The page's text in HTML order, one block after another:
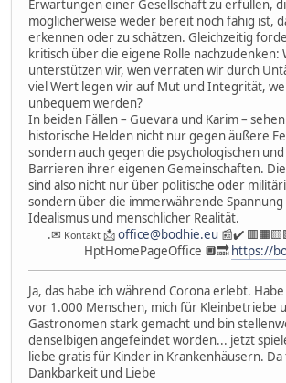
Erwartungen einer Gesellschaft zu erfüllen,
möglicherweise weder bereit noch fähig ist,
erkennen oder zu schätzen. Gleichzeitig
kritisch über die eigene Rolle nachzudenken:
unterstützen wir, wen verraten wir durch
viel Wert legen wir auf Mut und Integrität,
unbequem werden?
In beiden Fällen – Guevara und Karim –
historische Helden nicht nur gegen äußere
sondern auch gegen die psychologischen
Barrieren ihrer eigenen Gemeinschaften.
sind also nicht nur über politische oder
sondern über die immerwährende Spannung
Idealismus und menschlicher Realität.
.✉ Kontakt 📩office@bodhie.eu 📰✔️
HptHomePageOffice 🔲🔜 https://
Ja, das habe ich während Corona erlebt.
vor 1.000 Menschen, mich für Kleinbetriebe
Gastronomen stark gemacht und bin
denselbigen angefeindet worden... jetzt
liebe gratis für Kinder in Krankenhäusern.
Dankbarkeit und Liebe